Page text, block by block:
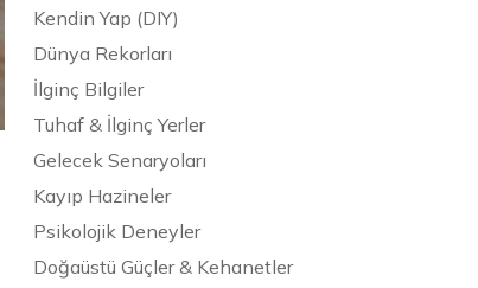
Kendin Yap (DIY)
Dünya Rekorları
İlginç Bilgiler
Tuhaf & İlginç Yerler
Gelecek Senaryoları
Kayıp Hazineler
Psikolojik Deneyler
Doğaüstü Güçler & Kehanetler